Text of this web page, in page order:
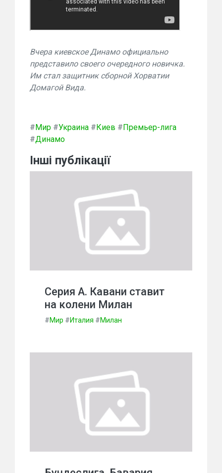
Вчера киевское Динамо официально
представило своего очередного новичка.
Им стал защитник сборной Хорватии
Домагой Вида.
#Мир #Украина #Киев #Премьер-лига
#Динамо
Інші публікації
Серия А. Кавани ставит
на колени Милан
#Мир #Италия #Милан